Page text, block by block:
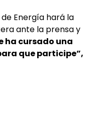
Energía hará la
ante la prensa y
ha cursado una
que participe”,